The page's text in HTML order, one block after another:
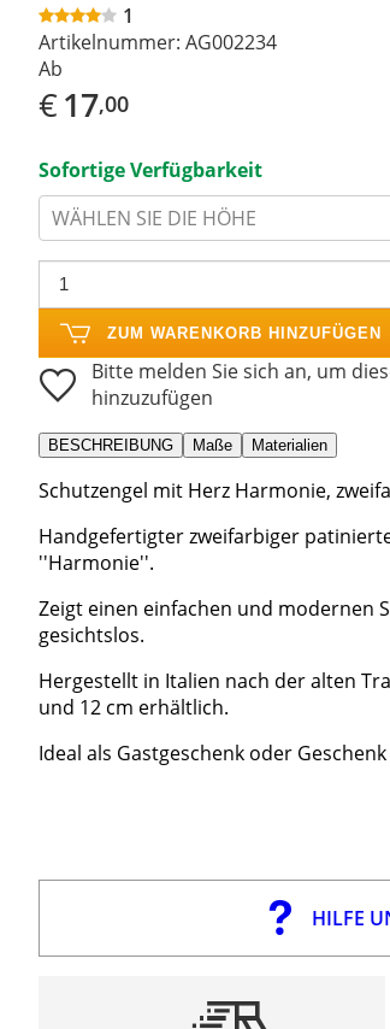
1
Artikelnummer: AG002234
Ab
€17,00
Sofortige Verfügbarkeit
WÄHLEN SIE DIE HÖHE
ZUM WARENKORB HINZUFÜGEN
Bitte melden Sie sich an, um
hinzuzufügen
BESCHREIBUNG Maße Materialien
Schutzengel mit Herz Harmonie,
Handgefertigter zweifarbiger
''Harmonie''.
Zeigt einen einfachen und modernen
gesichtslos.
Hergestellt in Italien nach der alten
und 12 cm erhältlich.
Ideal als Gastgeschenk oder
HILFE